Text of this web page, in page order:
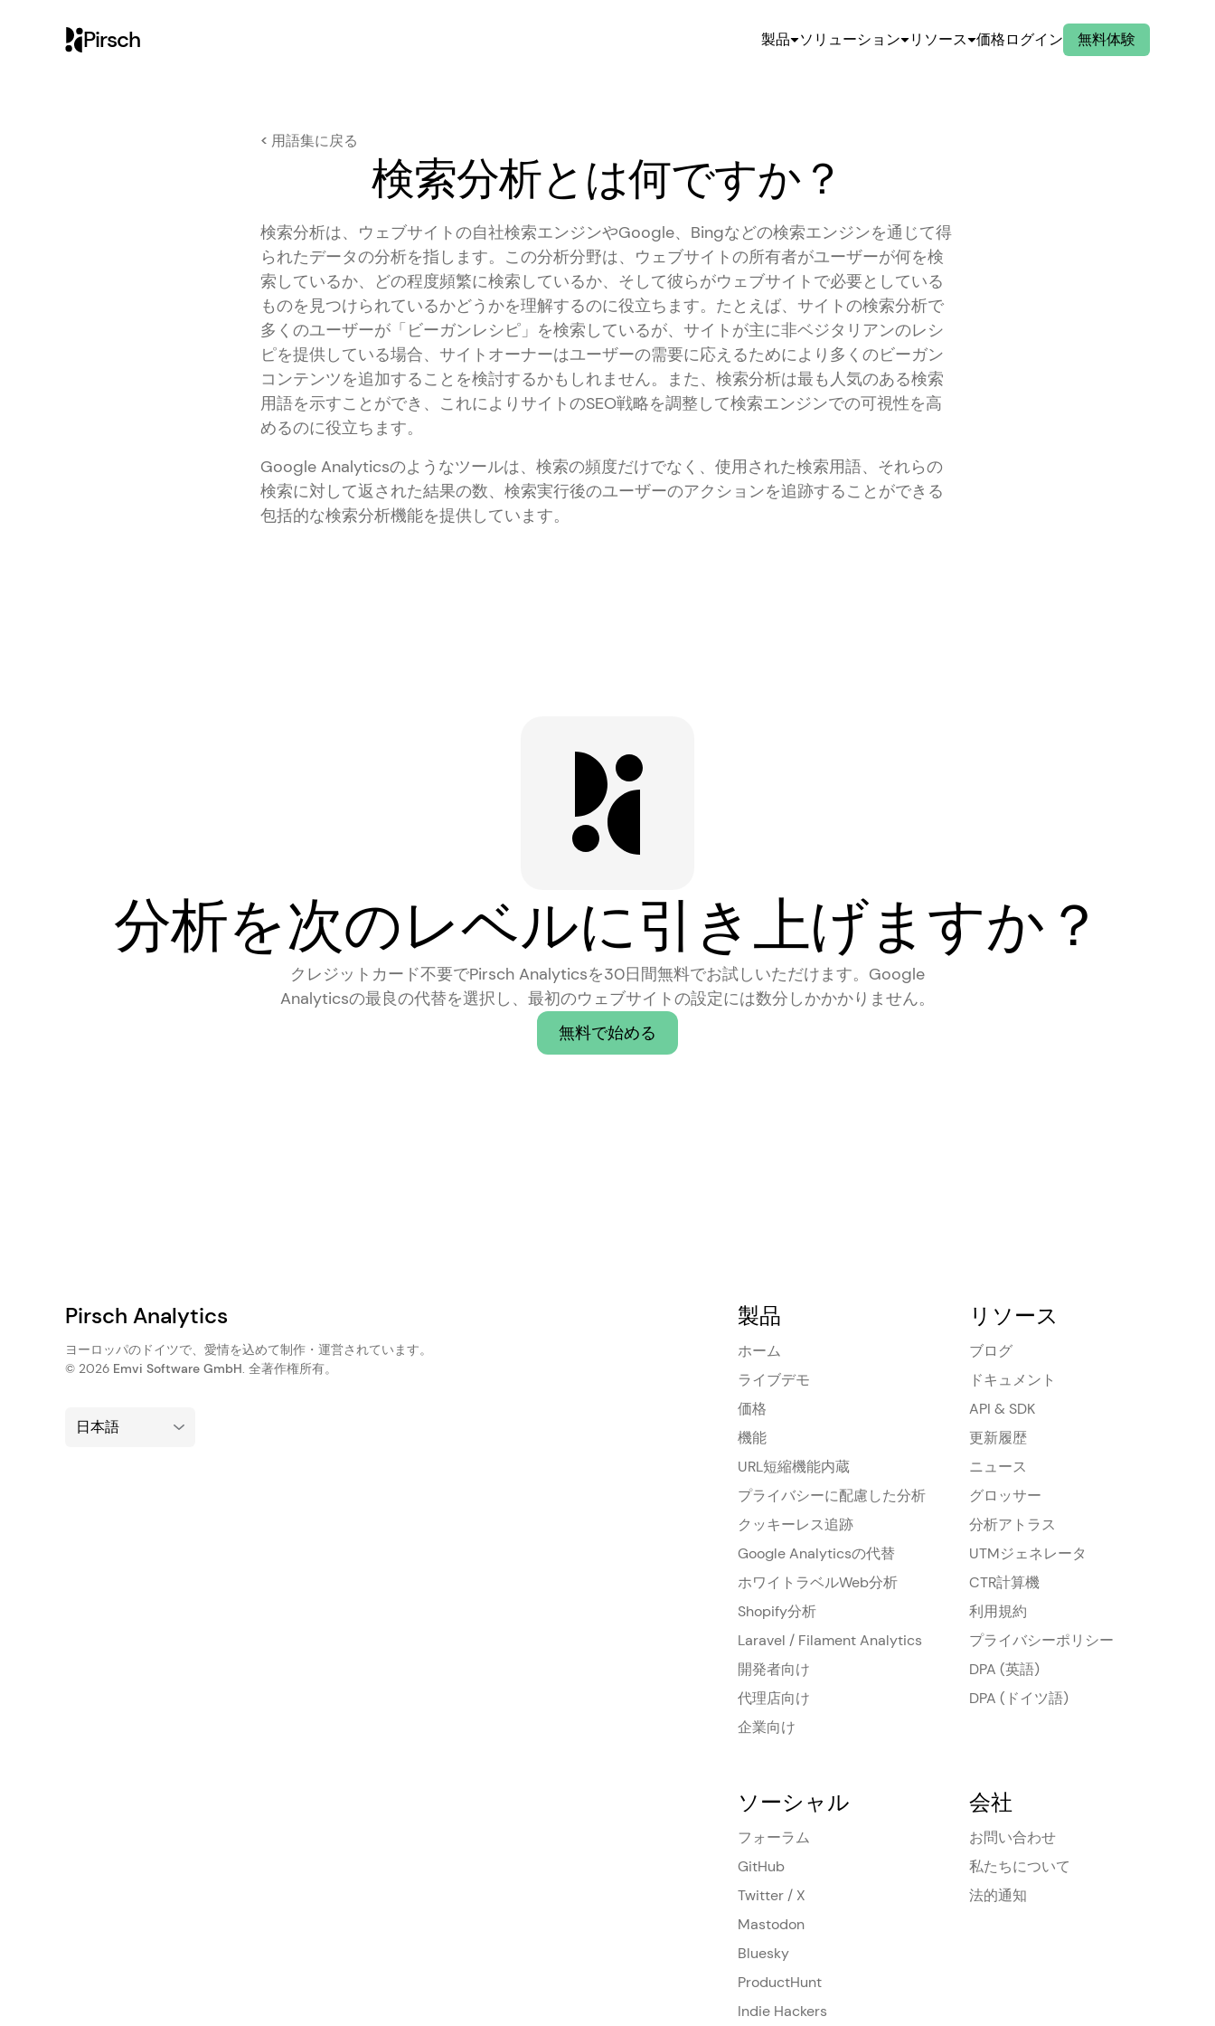
Pirsch 製品 ソリューション リソース 価格ログイン 無料体験
< 用語集に戻る
検索分析とは何ですか？
検索分析は、ウェブサイトの自社検索エンジンやGoogle、Bingなどの検索エンジンを通じて得
られたデータの分析を指します。この分析分野は、ウェブサイトの所有者がユーザーが何を検
索しているか、どの程度頻繁に検索しているか、そして彼らがウェブサイトで必要としている
ものを見つけられているかどうかを理解するのに役立ちます。たとえば、サイトの検索分析で
多くのユーザーが「ビーガンレシピ」を検索しているが、サイトが主に非ベジタリアンのレシ
ピを提供している場合、サイトオーナーはユーザーの需要に応えるためにより多くのビーガン
コンテンツを追加することを検討するかもしれません。また、検索分析は最も人気のある検索
用語を示すことができ、これによりサイトのSEO戦略を調整して検索エンジンでの可視性を高
めるのに役立ちます。
Google Analyticsのようなツールは、検索の頻度だけでなく、使用された検索用語、それらの
検索に対して返された結果の数、検索実行後のユーザーのアクションを追跡することができる
包括的な検索分析機能を提供しています。
分析を次のレベルに引き上げますか？
クレジットカード不要でPirsch Analyticsを30日間無料でお試しいただけます。Google
Analyticsの最良の代替を選択し、最初のウェブサイトの設定には数分しかかかりません。
無料で始める
Pirsch Analytics
ヨーロッパのドイツで、愛情を込めて制作・運営されています。
© 2026 Emvi Software GmbH. 全著作権所有。
製品
ホーム
ライブデモ
価格
機能
URL短縮機能内蔵
プライバシーに配慮した分析
クッキーレス追跡
Google Analyticsの代替
ホワイトラベルWeb分析
Shopify分析
Laravel / Filament Analytics
開発者向け
代理店向け
企業向け
リソース
ブログ
ドキュメント
API & SDK
更新履歴
ニュース
グロッサー
分析アトラス
UTMジェネレータ
CTR計算機
利用規約
プライバシーポリシー
DPA (英語)
DPA (ドイツ語)
ソーシャル
フォーラム
GitHub
Twitter / X
Mastodon
Bluesky
ProductHunt
Indie Hackers
会社
お問い合わせ
私たちについて
法的通知